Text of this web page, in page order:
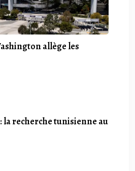
allège les
la recherche tunisienne au